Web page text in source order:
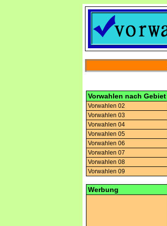
Vorwahlen nach Gebiet
Vorwahlen 02
Vorwahlen 03
Vorwahlen 04
Vorwahlen 05
Vorwahlen 06
Vorwahlen 07
Vorwahlen 08
Vorwahlen 09
Werbung